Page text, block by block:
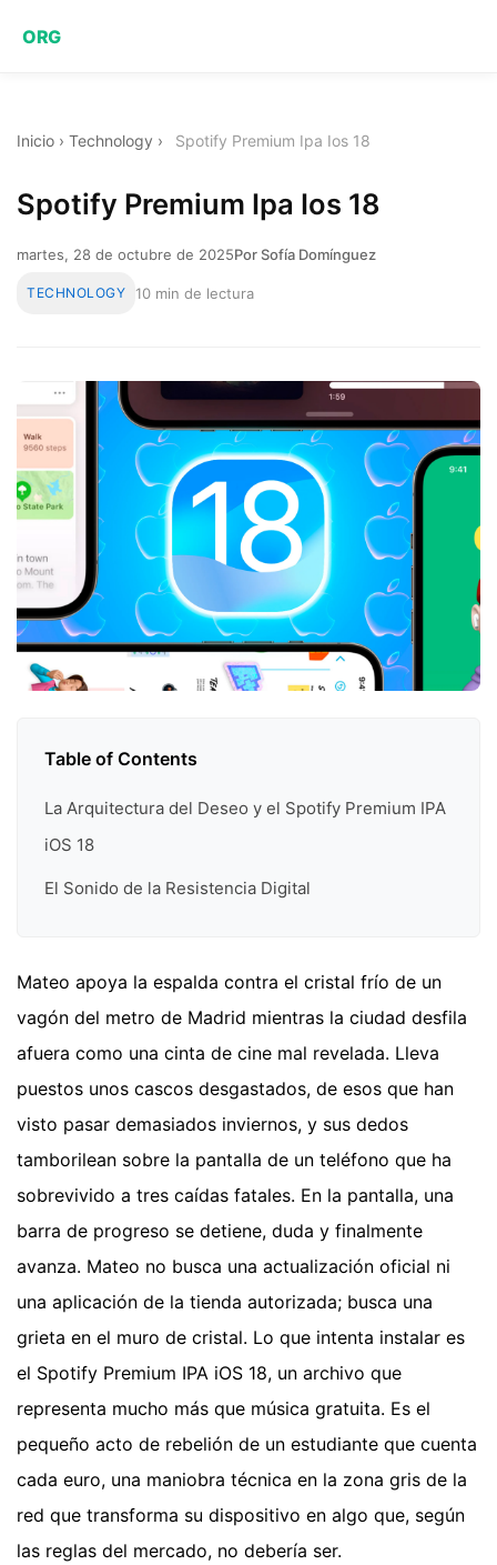
ORG
Inicio › Technology › Spotify Premium Ipa Ios 18
Spotify Premium Ipa Ios 18
martes, 28 de octubre de 2025Por Sofía Domínguez
TECHNOLOGY 10 min de lectura
Table of Contents
La Arquitectura del Deseo y el Spotify Premium IPA
iOS 18
El Sonido de la Resistencia Digital
Mateo apoya la espalda contra el cristal frío de un
vagón del metro de Madrid mientras la ciudad desfila
afuera como una cinta de cine mal revelada. Lleva
puestos unos cascos desgastados, de esos que han
visto pasar demasiados inviernos, y sus dedos
tamborilean sobre la pantalla de un teléfono que ha
sobrevivido a tres caídas fatales. En la pantalla, una
barra de progreso se detiene, duda y finalmente
avanza. Mateo no busca una actualización oficial ni
una aplicación de la tienda autorizada; busca una
grieta en el muro de cristal. Lo que intenta instalar es
el Spotify Premium IPA iOS 18, un archivo que
representa mucho más que música gratuita. Es el
pequeño acto de rebelión de un estudiante que cuenta
cada euro, una maniobra técnica en la zona gris de la
red que transforma su dispositivo en algo que, según
las reglas del mercado, no debería ser.